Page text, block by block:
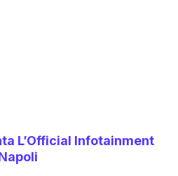
L’Official Infotainment